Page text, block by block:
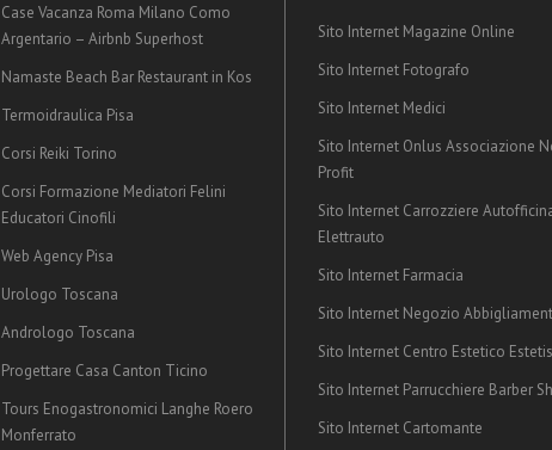
Case Vacanza Roma Milano Como
Argentario – Airbnb Superhost
Namaste Beach Bar Restaurant in Kos
Termoidraulica Pisa
Corsi Reiki Torino
Corsi Formazione Mediatori Felini
Educatori Cinofili
Web Agency Pisa
Urologo Toscana
Andrologo Toscana
Progettare Casa Canton Ticino
Tours Enogastronomici Langhe Roero
Monferrato
Sito Internet Magazine Online
Sito Internet Fotografo
Sito Internet Medici
Sito Internet Onlus Associazione
Profit
Sito Internet Carrozziere
Elettrauto
Sito Internet Farmacia
Sito Internet Negozio
Sito Internet Centro Estetico
Sito Internet Parrucchiere Barber
Sito Internet Cartomante